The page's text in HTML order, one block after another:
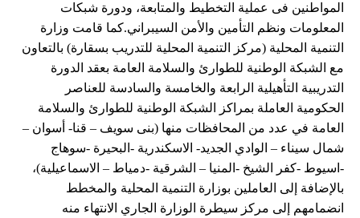
المواطنين فى عملية التخطيط والمتابعة، ودورة شبكات
المعلومات ونظم التأمين والأمن السيبراني.كما قامت وزارة
التنمية المحلية (مركز التنمية المحلية للتدريب بسقارة) بالتعاون
مع الشبكة الوطنية للطوارئ والسلامة العامة بعقد الدورة
التدريبية التأهيلية الرابعة والخامسة والسادسة للعناصر
الحكومية العاملة بمراكز الشبكة الوطنية للطوارئ والسلامة
العامة في عدد من المحافظات منها (بنى سويف – قنا- أسوان –
شمال سيناء – الوادي الجديد- الاسكندرية -البحيرة -سوهاج
-اسيوط -كفر الشيخ -المنيا – الشرقية -دمياط – الاسماعيلية)،
بالإضافة إلى العاملين بوزارة التنمية المحلية والمخطط
انضمامهم إلى مركز سيطرة الوزارة الجاري الانتهاء منه